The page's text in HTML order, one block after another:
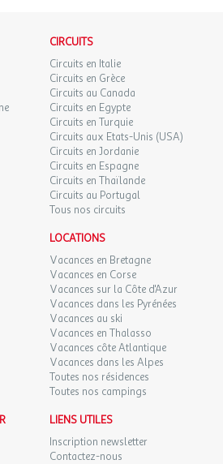
CIRCUITS
Circuits en Italie
Circuits en Grèce
Circuits au Canada
Circuits en Egypte
Circuits en Turquie
Circuits aux Etats-Unis (USA)
Circuits en Jordanie
Circuits en Espagne
Circuits en Thaïlande
Circuits au Portugal
Tous nos circuits
LOCATIONS
Vacances en Bretagne
Vacances en Corse
Vacances sur la Côte d'Azur
Vacances dans les Pyrénées
Vacances au ski
Vacances en Thalasso
Vacances côte Atlantique
Vacances dans les Alpes
Toutes nos résidences
Toutes nos campings
LIENS UTILES
Inscription newsletter
Contactez-nous